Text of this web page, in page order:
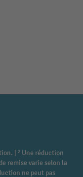
| ² Une réduction
remise varie selon la
ne peut pas